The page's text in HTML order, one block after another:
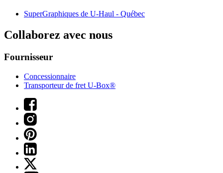
SuperGraphiques de U-Haul - Québec
Collaborez avec nous
Fournisseur
Concessionnaire
Transporteur de fret U-Box®